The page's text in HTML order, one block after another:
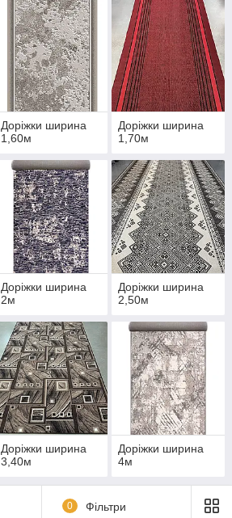
Доріжки ширина
1,60м
Доріжки ширина
1,70м
Доріжки ширина
2м
Доріжки ширина
2,50м
Доріжки ширина
3,40м
Доріжки ширина
4м
0 Фільтри